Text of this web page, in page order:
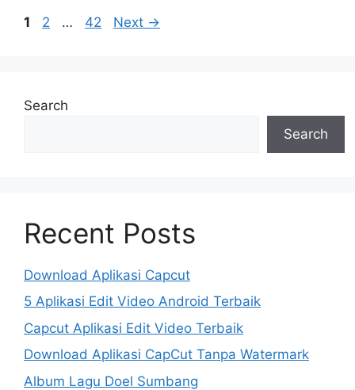
Page
1 Page
2 … Page
42 Next →
Search
Search
Recent Posts
Download Aplikasi Capcut
5 Aplikasi Edit Video Android Terbaik
Capcut Aplikasi Edit Video Terbaik
Download Aplikasi CapCut Tanpa Watermark
Album Lagu Doel Sumbang